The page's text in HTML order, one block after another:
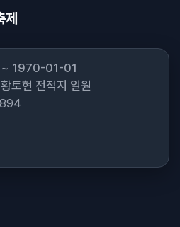
1970-01-01
토현 전적지 일원